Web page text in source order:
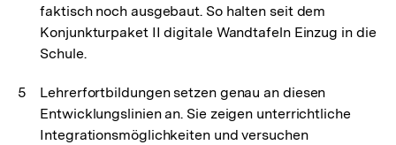
faktisch noch ausgebaut. So halten seit dem
Konjunkturpaket II digitale Wandtafeln Einzug in die
Schule.
Lehrerfortbildungen setzen genau an diesen
Entwicklungslinien an. Sie zeigen unterrichtliche
Integrationsmöglichkeiten und versuchen